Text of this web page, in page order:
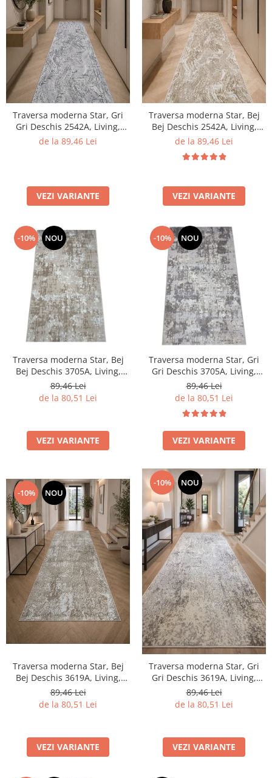
Traversa moderna Star, Gri
Gri Deschis 2542A, Living,
Dormitor, Hol, 100 x 200 cm
de la 89,46 Lei
VEZI VARIANTE
Traversa moderna Star, Bej
Bej Deschis 2542A, Living,
Dormitor, Hol, 100 x 200 cm
de la 89,46 Lei
VEZI VARIANTE
-10% NOU
Traversa moderna Star, Bej
Bej Deschis 3705A, Living,
Dormitor, Hol, 80 x 250 cm
89,46 Lei
de la 80,51 Lei
VEZI VARIANTE
-10% NOU
Traversa moderna Star, Gri
Gri Deschis 3705A, Living,
Dormitor, Hol, 80 x 250 cm
89,46 Lei
de la 80,51 Lei
VEZI VARIANTE
-10% NOU
Traversa moderna Star, Bej
Bej Deschis 3619A, Living,
Dormitor, Hol, 80 x 250 cm
89,46 Lei
de la 80,51 Lei
VEZI VARIANTE
-10% NOU
Traversa moderna Star, Gri
Gri Deschis 3619A, Living,
Dormitor, Hol, 80 x 250 cm
89,46 Lei
de la 80,51 Lei
VEZI VARIANTE